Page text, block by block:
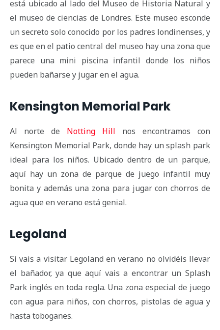
está ubicado al lado del Museo de Historia Natural y
el museo de ciencias de Londres. Este museo esconde
un secreto solo conocido por los padres londinenses, y
es que en el patio central del museo hay una zona que
parece una mini piscina infantil donde los niños
pueden bañarse y jugar en el agua.
Kensington Memorial Park
Al norte de Notting Hill nos encontramos con
Kensington Memorial Park, donde hay un splash park
ideal para los niños. Ubicado dentro de un parque,
aquí hay un zona de parque de juego infantil muy
bonita y además una zona para jugar con chorros de
agua que en verano está genial.
Legoland
Si vais a visitar Legoland en verano no olvidéis llevar
el bañador, ya que aquí vais a encontrar un Splash
Park inglés en toda regla. Una zona especial de juego
con agua para niños, con chorros, pistolas de agua y
hasta toboganes.